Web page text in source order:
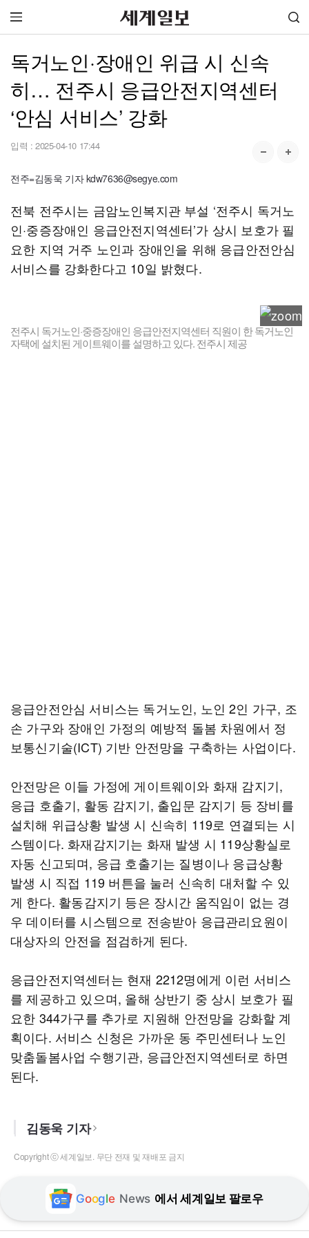
독거노인·장애인 위급 시 신속
히… 전주시 응급안전지역센터
‘안심 서비스’ 강화
입력 : 2025-04-10 17:44
전주=김동욱 기자 kdw7636@segye.com
전북 전주시는 금암노인복지관 부설 ‘전주시 독거노
인·중증장애인 응급안전지역센터’가 상시 보호가 필
요한 지역 거주 노인과 장애인을 위해 응급안전안심
서비스를 강화한다고 10일 밝혔다.
전주시 독거노인·중증장애인 응급안전지역센터 직원이 한 독거노인
자택에 설치된 게이트웨이를 설명하고 있다. 전주시 제공
응급안전안심 서비스는 독거노인, 노인 2인 가구, 조
손 가구와 장애인 가정의 예방적 돌봄 차원에서 정
보통신기술(ICT) 기반 안전망을 구축하는 사업이다.
안전망은 이들 가정에 게이트웨이와 화재 감지기,
응급 호출기, 활동 감지기, 출입문 감지기 등 장비를
설치해 위급상황 발생 시 신속히 119로 연결되는 시
스템이다. 화재감지기는 화재 발생 시 119상황실로
자동 신고되며, 응급 호출기는 질병이나 응급상황
발생 시 직접 119 버튼을 눌러 신속히 대처할 수 있
게 한다. 활동감지기 등은 장시간 움직임이 없는 경
우 데이터를 시스템으로 전송받아 응급관리요원이
대상자의 안전을 점검하게 된다.
응급안전지역센터는 현재 2212명에게 이런 서비스
를 제공하고 있으며, 올해 상반기 중 상시 보호가 필
요한 344가구를 추가로 지원해 안전망을 강화할 계
획이다. 서비스 신청은 가까운 동 주민센터나 노인
맞춤돌봄사업 수행기관, 응급안전지역센터로 하면
된다.
김동욱 기자
Copyright ⓒ 세계일보. 무단 전재 및 재배포 금지
Google News 에서 세계일보 팔로우